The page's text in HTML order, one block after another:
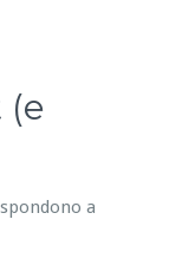
(e
a